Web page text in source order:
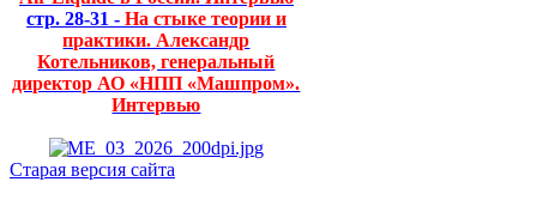
стр. 28-31 - На стыке теории и
практики. Александр
Котельников, генеральный
директор АО «НПП «Машпром».
Интервью
Старая версия сайта